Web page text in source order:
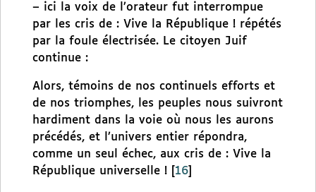
– ici la voix de l’orateur fut interrompue
par les cris de : Vive la République ! répétés
par la foule électrisée. Le citoyen Juif
continue :
Alors, témoins de nos continuels efforts et
de nos triomphes, les peuples nous suivront
hardiment dans la voie où nous les aurons
précédés, et l’univers entier répondra,
comme un seul échec, aux cris de : Vive la
République universelle !
16